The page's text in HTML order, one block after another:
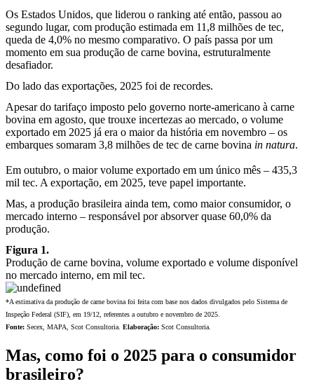
Os Estados Unidos, que liderou o ranking até então, passou ao
segundo lugar, com produção estimada em 11,8 milhões de tec,
queda de 4,0% no mesmo comparativo. O país passa por um
momento em sua produção de carne bovina, estruturalmente
desafiador.
Do lado das exportações, 2025 foi de recordes.
Apesar do tarifaço imposto pelo governo norte-americano à carne
bovina em agosto, que trouxe incertezas ao mercado, o volume
exportado em 2025 já era o maior da história em novembro – os
embarques somaram 3,8 milhões de tec de carne bovina in natura.
Em outubro, o maior volume exportado em um único mês – 435,3
mil tec. A exportação, em 2025, teve papel importante.
Mas, a produção brasileira ainda tem, como maior consumidor, o
mercado interno – responsável por absorver quase 60,0% da
produção.
Figura 1.
Produção de carne bovina, volume exportado e volume disponível
no mercado interno, em mil tec.
*A estimativa da produção de carne bovina foi feita com base nos dados divulgados pelo Sistema de
Inspeção Federal (SIF), em 19/12, referentes a outubro e novembro de 2025.
Fonte: Secex, MAPA, Scot Consultoria. Elaboração: Scot Consultoria.
Mas, como foi o 2025 para o consumidor
brasileiro?